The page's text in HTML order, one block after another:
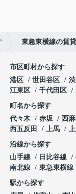
東急東横線の賃
市区町村から探す
港区
世田谷区
江東区
千代田区
町名から探す
代々木
赤坂 西
西五反田
上馬
沿線から探す
山手線
日比谷線
南北線
東急東横線
駅から探す